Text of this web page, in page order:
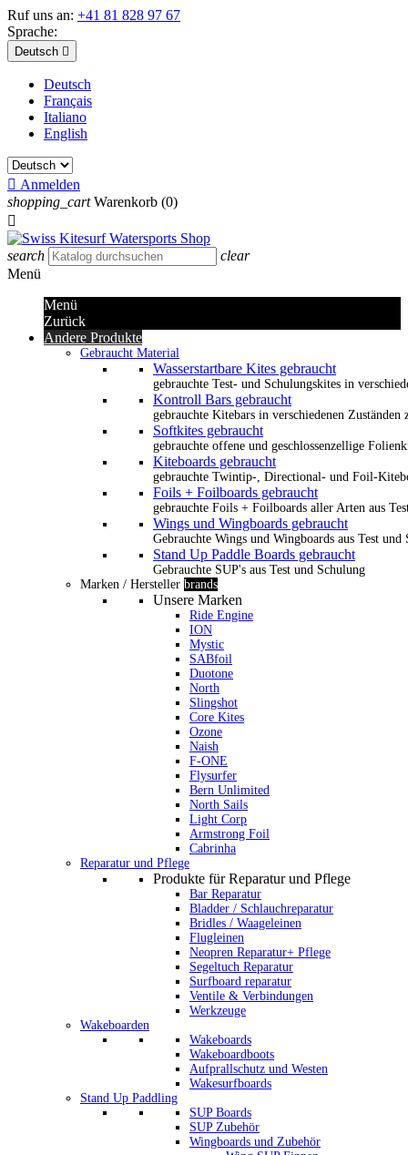
Ruf uns an: +41 81 828 97 67
Sprache:
Deutsch 
Deutsch
Français
Italiano
English
 Anmelden
shopping_cart Warenkorb (0)

search
clear
Menü
Menü
Zurück
Andere Produkte
Gebraucht Material
Wasserstartbare Kites gebraucht
gebrauchte Test- und Schulungskites in
Kontroll Bars gebraucht
gebrauchte Kitebars in verschiedenen Zuständen
Softkites gebraucht
gebrauchte offene und geschlossenzellige
Kiteboards gebraucht
gebrauchte Twintip-, Directional- und Foil-
Foils + Foilboards gebraucht
gebrauchte Foils + Foilboards aller Arten aus
Wings und Wingboards gebraucht
Gebrauchte Wings und Wingboards aus Test und
Stand Up Paddle Boards gebraucht
Gebrauchte SUP's aus Test und Schulung
Marken / Hersteller brands
Unsere Marken
Ride Engine
ION
Mystic
SABfoil
Duotone
North
Slingshot
Core Kites
Ozone
Naish
F-ONE
Flysurfer
Bern Unlimited
North Sails
Light Corp
Armstrong Foil
Cabrinha
Reparatur und Pflege
Produkte für Reparatur und Pflege
Bar Reparatur
Bladder / Schlauchreparatur
Bridles / Waageleinen
Flugleinen
Neopren Reparatur+ Pflege
Segeltuch Reparatur
Surfboard reparatur
Ventile & Verbindungen
Werkzeuge
Wakeboarden
Wakeboards
Wakeboardboots
Aufprallschutz und Westen
Wakesurfboards
Stand Up Paddling
SUP Boards
SUP Zubehör
Wingboards und Zubehör